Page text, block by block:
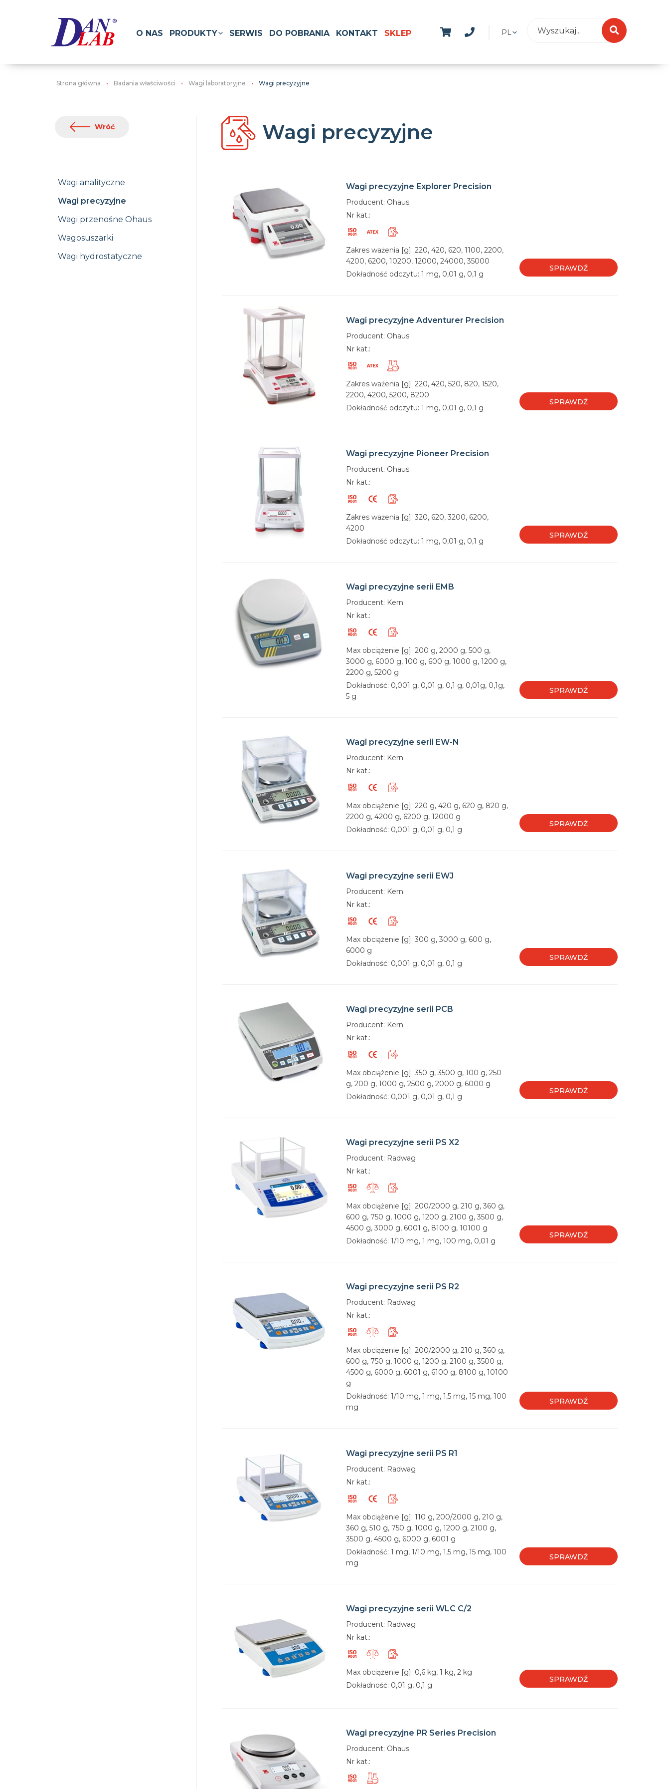
PL
O NAS PRODUKTY SERWIS DO POBRANIA KONTAKT SKLEP
Strona główna Badania właściwości Wagi laboratoryjne Wagi precyzyjne
Wróć
Wagi analityczne
Wagi precyzyjne
Wagi przenośne Ohaus
Wagosuszarki
Wagi hydrostatyczne
Wagi precyzyjne
Wagi precyzyjne Explorer Precision
Producent: Ohaus
Nr kat.:
Zakres ważenia [g]: 220, 420, 620, 1100, 2200,
4200, 6200, 10200, 12000, 24000, 35000
Dokładność odczytu: 1 mg, 0,01 g, 0,1 g
SPRAWDŹ
Wagi precyzyjne Adventurer Precision
Producent: Ohaus
Nr kat.:
Zakres ważenia [g]: 220, 420, 520, 820, 1520,
2200, 4200, 5200, 8200
Dokładność odczytu: 1 mg, 0,01 g, 0,1 g
SPRAWDŹ
Wagi precyzyjne Pioneer Precision
Producent: Ohaus
Nr kat.:
Zakres ważenia [g]: 320, 620, 3200, 6200,
4200
Dokładność odczytu: 1 mg, 0,01 g, 0,1 g
SPRAWDŹ
Wagi precyzyjne serii EMB
Producent: Kern
Nr kat.:
Max obciążenie [g]: 200 g, 2000 g, 500 g,
3000 g, 6000 g, 100 g, 600 g, 1000 g, 1200 g,
2200 g, 5200 g
Dokładność: 0,001 g, 0,01 g, 0,1 g, 0,01g, 0,1g,
5 g
SPRAWDŹ
Wagi precyzyjne serii EW-N
Producent: Kern
Nr kat.:
Max obciążenie [g]: 220 g, 420 g, 620 g, 820 g,
2200 g, 4200 g, 6200 g, 12000 g
Dokładność: 0,001 g, 0,01 g, 0,1 g
SPRAWDŹ
Wagi precyzyjne serii EWJ
Producent: Kern
Nr kat.:
Max obciążenie [g]: 300 g, 3000 g, 600 g,
6000 g
Dokładność: 0,001 g, 0,01 g, 0,1 g
SPRAWDŹ
Wagi precyzyjne serii PCB
Producent: Kern
Nr kat.:
Max obciążenie [g]: 350 g, 3500 g, 100 g, 250
g, 200 g, 1000 g, 2500 g, 2000 g, 6000 g
Dokładność: 0,001 g, 0,01 g, 0,1 g
SPRAWDŹ
Wagi precyzyjne serii PS X2
Producent: Radwag
Nr kat.:
Max obciążenie [g]: 200/2000 g, 210 g, 360 g,
600 g, 750 g, 1000 g, 1200 g, 2100 g, 3500 g,
4500 g, 3000 g, 6001 g, 8100 g, 10100 g
Dokładność: 1/10 mg, 1 mg, 100 mg, 0,01 g
SPRAWDŹ
Wagi precyzyjne serii PS R2
Producent: Radwag
Nr kat.:
Max obciążenie [g]: 200/2000 g, 210 g, 360 g,
600 g, 750 g, 1000 g, 1200 g, 2100 g, 3500 g,
4500 g, 6000 g, 6001 g, 6100 g, 8100 g, 10100
g
Dokładność: 1/10 mg, 1 mg, 1,5 mg, 15 mg, 100
mg
SPRAWDŹ
Wagi precyzyjne serii PS R1
Producent: Radwag
Nr kat.:
Max obciążenie [g]: 110 g, 200/2000 g, 210 g,
360 g, 510 g, 750 g, 1000 g, 1200 g, 2100 g,
3500 g, 4500 g, 6000 g, 6001 g
Dokładność: 1 mg, 1/10 mg, 1,5 mg, 15 mg, 100
mg
SPRAWDŹ
Wagi precyzyjne serii WLC C/2
Producent: Radwag
Nr kat.:
Max obciążenie [g]: 0,6 kg, 1 kg, 2 kg
Dokładność: 0,01 g, 0,1 g
SPRAWDŹ
Wagi precyzyjne PR Series Precision
Producent: Ohaus
Nr kat.: